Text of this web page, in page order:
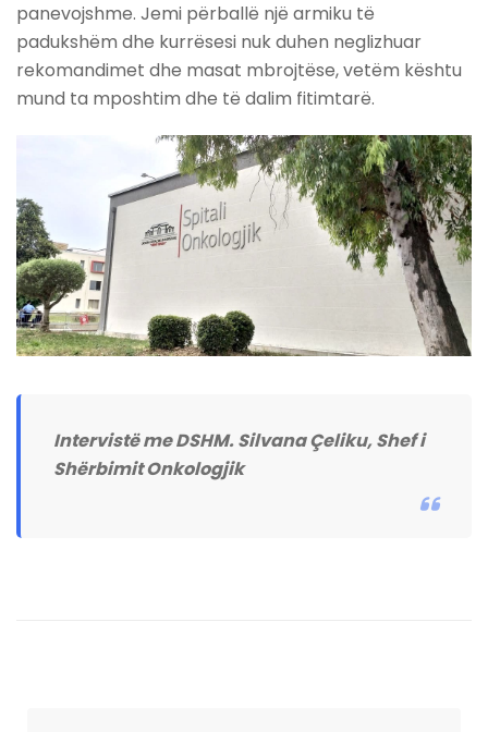
panevojshme. Jemi përballë një armiku të
padukshëm dhe kurrësesi nuk duhen neglizhuar
rekomandimet dhe masat mbrojtëse, vetëm kështu
mund ta mposhtim dhe të dalim fitimtarë.
Intervistë me DSHM. Silvana Çeliku, Shef i
Shërbimit Onkologjik